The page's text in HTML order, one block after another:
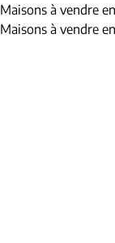
Maisons à vendre
Maisons à vendre